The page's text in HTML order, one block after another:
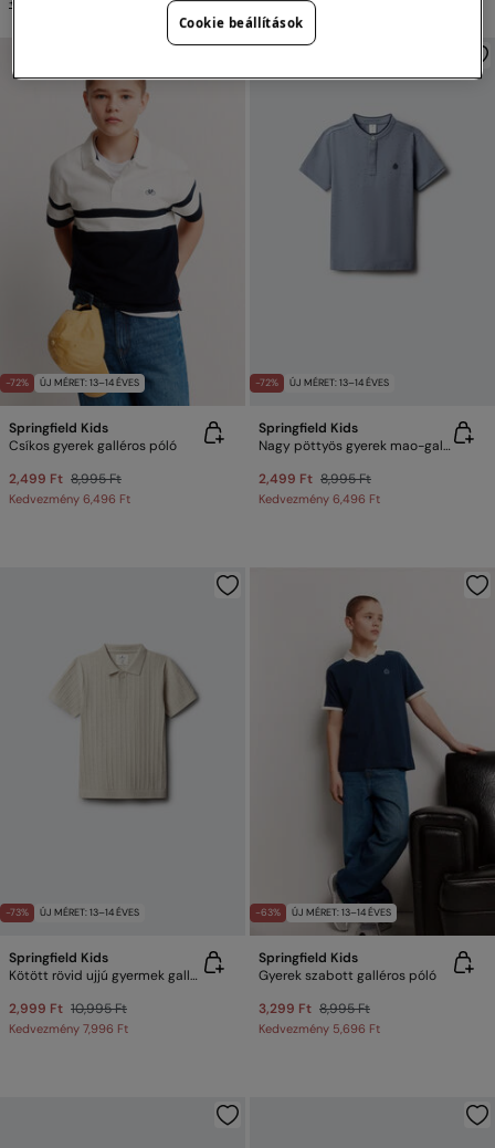
-72% ÚJ MÉRET: 13–14 ÉVES
Springfield Kids
Csíkos gyerek galléros póló
2,499 Ft 8,995 Ft
Kedvezmény 6,496 Ft
-72% ÚJ MÉRET: 13–14 ÉVES
Springfield Kids
Nagy pöttyös gyerek mao-galléros póló
2,499 Ft 8,995 Ft
Kedvezmény 6,496 Ft
-73% ÚJ MÉRET: 13–14 ÉVES
Springfield Kids
Kötött rövid ujjú gyermek galléros póló
2,999 Ft 10,995 Ft
Kedvezmény 7,996 Ft
-63% ÚJ MÉRET: 13–14 ÉVES
Springfield Kids
Gyerek szabott galléros póló
3,299 Ft 8,995 Ft
Kedvezmény 5,696 Ft
Cookie beállítások